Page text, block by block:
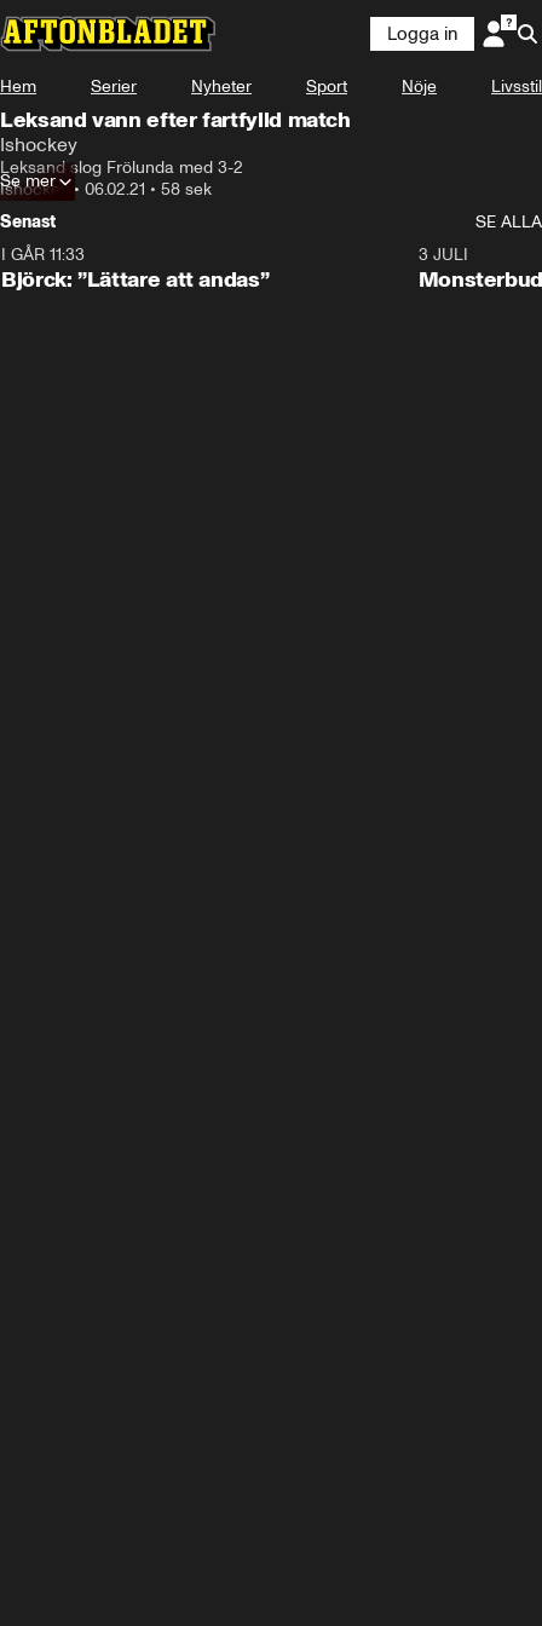
Logga in
Hem Serier Nyheter Sport Nöje Livsstil
Leksand vann efter fartfylld match
Ishockey
Leksand slog Frölunda med 3-2
Ishockey• 06.02.21 • 58 sek
Se mer
Senast
SE ALLA
I GÅR 11:33
Björck: ”Lättare att andas”
3 JULI